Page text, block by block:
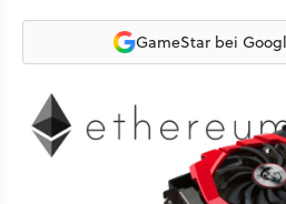
GameStar bei